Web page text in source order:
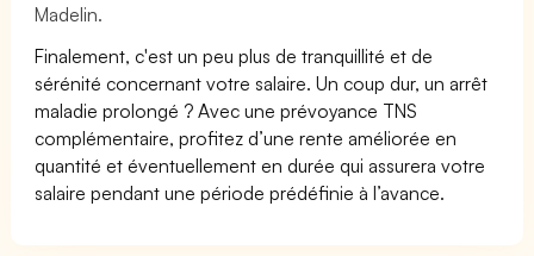
Madelin.
Finalement, c'est un peu plus de tranquillité et de
sérénité concernant votre salaire. Un coup dur, un arrêt
maladie prolongé ? Avec une prévoyance TNS
complémentaire, profitez d’une rente améliorée en
quantité et éventuellement en durée qui assurera votre
salaire pendant une période prédéfinie à l’avance.